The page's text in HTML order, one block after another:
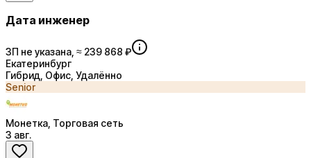
Дата инженер
ЗП не указана, ≈ 239 868 ₽
Екатеринбург
Гибрид, Офис, Удалённо
Senior
Монетка, Торговая сеть
3 авг.